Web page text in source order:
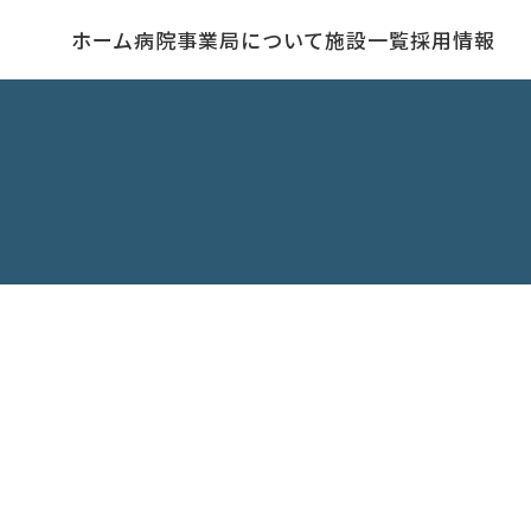
ホーム病院事業局について施設一覧採用情報